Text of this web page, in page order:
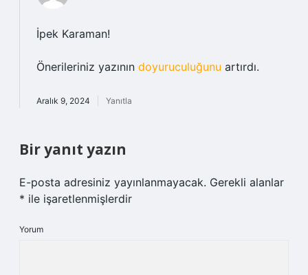
İpek Karaman!
Önerileriniz yazının doyuruculuğunu artırdı.
Aralık 9, 2024 Yanıtla
Bir yanıt yazın
E-posta adresiniz yayınlanmayacak. Gerekli alanlar
* ile işaretlenmişlerdir
Yorum